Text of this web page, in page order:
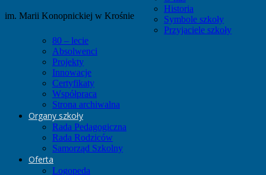
im. Marii Konopnickiej w Krośnie
Historia
Symbole szkoły
Przyjaciele szkoły
80 – lecie
Absolwenci
Projekty
Innowacje
Certyfikaty
Współpraca
Strona archiwalna
Organy szkoły
Rada Pedagogiczna
Rada Rodziców
Samorząd Szkolny
Oferta
Logopeda